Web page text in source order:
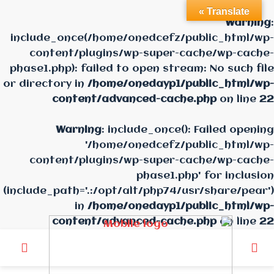
Warning:
include_once(/home/onedcefz/public_html/wp-
content/plugins/wp-super-cache/wp-cache-
phase1.php): failed to open stream: No such file
or directory in /home/onedayp1/public_html/wp-
content/advanced-cache.phpon line 22
Warning: include_once(): Failed opening
'/home/onedcefz/public_html/wp-
content/plugins/wp-super-cache/wp-cache-
phase1.php' for inclusion
(include_path='.:/opt/alt/php74/usr/share/pear')
in /home/onedayp1/public_html/wp-
content/advanced-cache.phpon line 22
Translate »